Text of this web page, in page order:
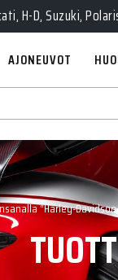
H-D, Suzuki,
AJONEUVOT
“Harley-